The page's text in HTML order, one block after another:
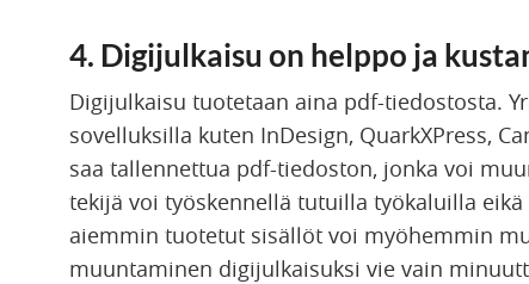
4. Digijulkaisu on helppo ja
Digijulkaisu tuotetaan aina pdf-tiedostosta.
sovelluksilla kuten InDesign, QuarkXPress,
saa tallennettua pdf-tiedoston, jonka voi
tekijä voi työskennellä tutuilla työkaluilla
aiemmin tuotetut sisällöt voi myöhemmin
muuntaminen digijulkaisuksi vie vain